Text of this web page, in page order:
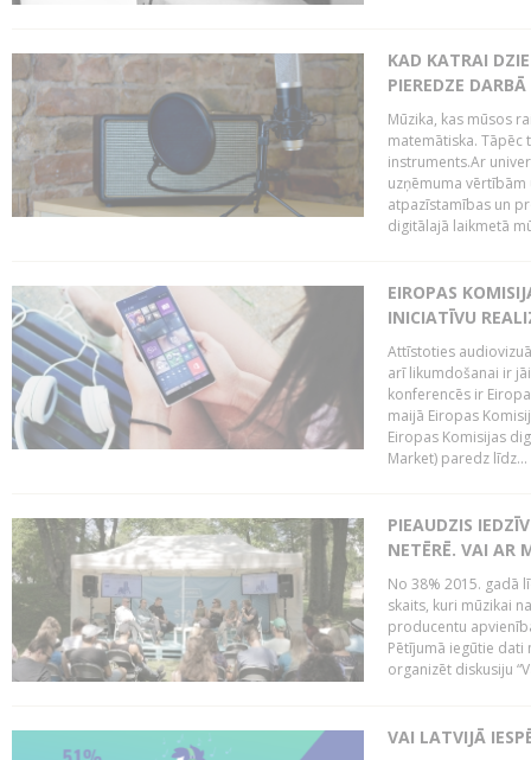
KAD KATRAI
PIEREDZE
Mūzika, kas mūsos
matemātiska. Tāpēc
instruments.Ar
uzņēmuma
atpazīstamības un
digitālajā laikmetā
EIROPAS
INICIATĪVU
Attīstoties
arī likumdošanai ir
konferencēs ir
maijā Eiropas
Eiropas Komisijas
Market) paredz līdz...
PIEAUDZIS
NETĒRĒ. VAI AR
No 38% 2015. gadā
skaits, kuri mūzikai
producentu
Pētījumā iegūtie dati
organizēt diskusiju
VAI LATVIJĀ